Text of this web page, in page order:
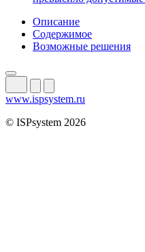
Описание
Содержимое
Возможные решения
www.ispsystem.ru
© ISPsystem 2026